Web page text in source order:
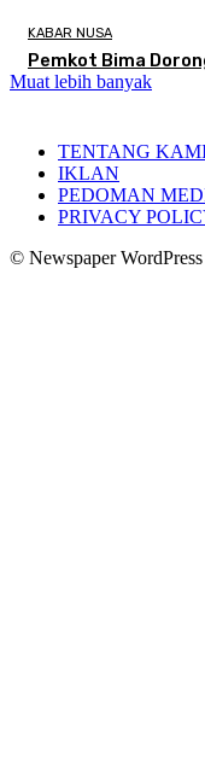
KABAR NUSA
Pemkot Bima
Muat lebih banyak
TENTANG
IKLAN
PEDOMAN
PRIVACY
© Newspaper